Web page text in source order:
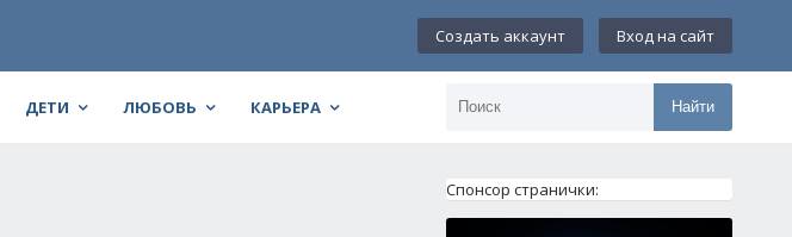
Создать аккаунт Вход на сайт
ДЕТИ ЛЮБОВЬ КАРЬЕРА Найти
Спонсор странички: